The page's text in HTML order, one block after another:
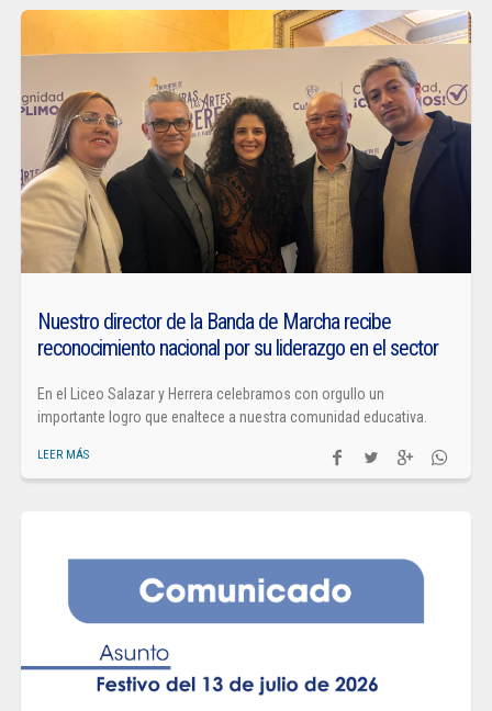
Nuestro director de la Banda de Marcha recibe
reconocimiento nacional por su liderazgo en el sector
En el Liceo Salazar y Herrera celebramos con orgullo un
importante logro que enaltece a nuestra comunidad educativa.
LEER MÁS